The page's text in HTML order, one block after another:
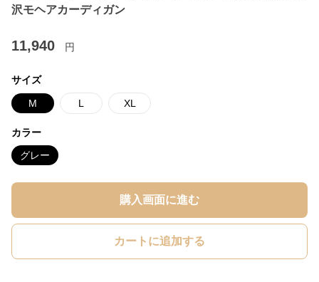
沢モヘアカーディガン
11,940 円
サイズ
M L XL
カラー
グレー
購入画面に進む
カートに追加する